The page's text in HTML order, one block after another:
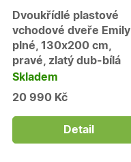
Dvoukřídlé plastové
vchodové dveře Emily
plné, 130x200 cm,
pravé, zlatý dub-bílá
Skladem
20 990 Kč
Detail